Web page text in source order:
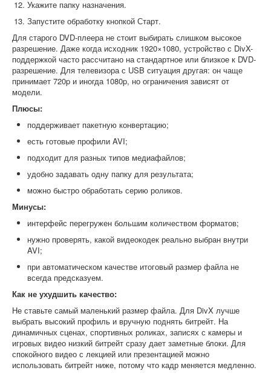
Укажите папку назначения.
Запустите обработку кнопкой Старт.
Для старого DVD-плеера не стоит выбирать слишком высокое
разрешение. Даже когда исходник 1920×1080, устройство с DivX-
поддержкой часто рассчитано на стандартное или близкое к DVD-
разрешение. Для телевизора с USB ситуация другая: он чаще
принимает 720p и иногда 1080p, но ограничения зависят от
модели.
Плюсы:
поддерживает пакетную конвертацию;
есть готовые профили AVI;
подходит для разных типов медиафайлов;
удобно задавать одну папку для результата;
можно быстро обработать серию роликов.
Минусы:
интерфейс перегружен большим количеством форматов;
нужно проверять, какой видеокодек реально выбран внутри
AVI;
при автоматическом качестве итоговый размер файла не
всегда предсказуем.
Как не ухудшить качество:
Не ставьте самый маленький размер файла. Для DivX лучше
выбрать высокий профиль и вручную поднять битрейт. На
динамичных сценах, спортивных роликах, записях с камеры и
игровых видео низкий битрейт сразу дает заметные блоки. Для
спокойного видео с лекцией или презентацией можно
использовать битрейт ниже, потому что кадр меняется медленно.